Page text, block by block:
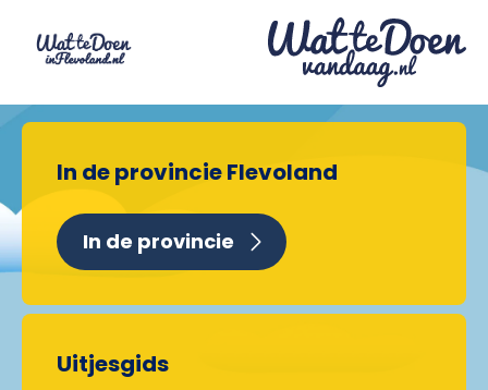
In de provincie Flevoland
In de provincie
Uitjesgids